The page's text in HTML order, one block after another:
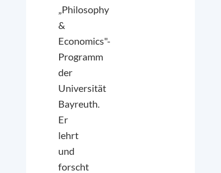
„Philosophy
&
Economics"-
Programm
der
Universität
Bayreuth.
Er
lehrt
und
forscht